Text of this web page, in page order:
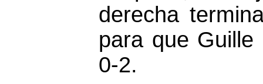
derecha
para que
0-2.